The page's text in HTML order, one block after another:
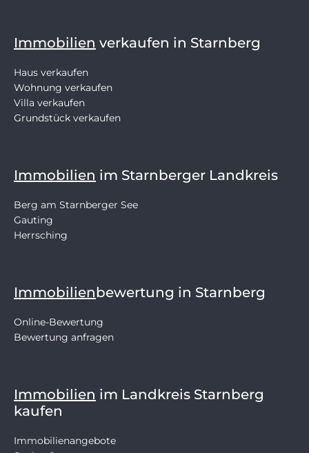
Immobilien verkaufen in Starnberg
Haus verkaufen
Wohnung verkaufen
Villa verkaufen
Grundstück verkaufen
Immobilien im Starnberger Landkreis
Berg am Starnberger See
Gauting
Herrsching
Immobilienbewertung in Starnberg
Online-Bewertung
Bewertung anfragen
Immobilien im Landkreis Starnberg
kaufen
Immobilienangebote